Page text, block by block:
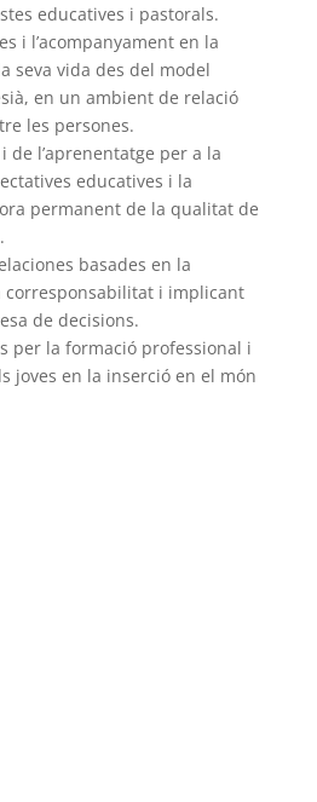
educatives i pastorals.
i l’acompanyament en la
seva vida des del model
en un ambient de relació
les persones.
de l’aprenentatge per a la
educatives i la
permanent de la qualitat de
basades en la
corresponsabilitat i implicant
de decisions.
per la formació professional i
joves en la inserció en el món